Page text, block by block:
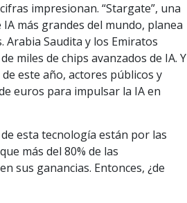
impresionan. “Stargate”, una
más grandes del mundo, planea
Saudita y los Emiratos
miles de chips avanzados de IA. Y
este año, actores públicos y
euros para impulsar la IA en
esta tecnología están por las
más del 80% de las
sus ganancias. Entonces, ¿de